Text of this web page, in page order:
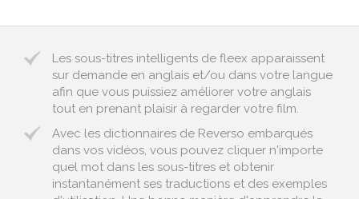
Les sous-titres intelligents de fleex apparaissent
sur demande en anglais et/ou dans votre langue
afin que vous puissiez améliorer votre anglais
tout en prenant plaisir à regarder votre film.
Avec les dictionnaires de Reverso embarqués
dans vos vidéos, vous pouvez cliquer n'importe
quel mot dans les sous-titres et obtenir
instantanément ses traductions et des exemples